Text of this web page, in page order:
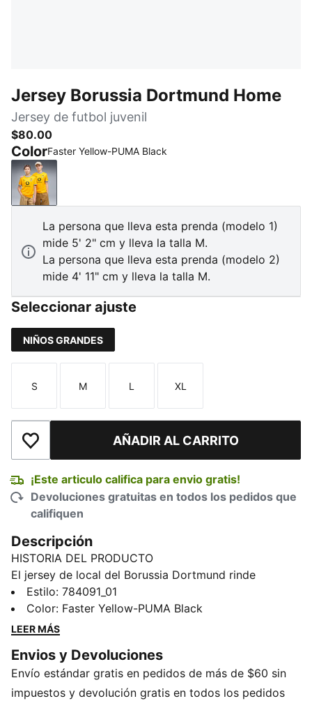
Jersey Borussia Dortmund Home
Jersey de futbol juvenil
$80.00
ColorFaster Yellow-PUMA Black
Faster Yellow-PUMA Black
La persona que lleva esta prenda (modelo 1)
mide 5' 2" cm y lleva la talla M.
La persona que lleva esta prenda (modelo 2)
mide 4' 11" cm y lleva la talla M.
Seleccionar ajuste
NIÑOS GRANDES
Talla
S
Talla
M
Talla
L
Talla
XL
Añadir a la lista de deseosAÑADIR AL CARRITO
¡Este articulo califica para envio gratis!
Devoluciones gratuitas en todos los pedidos que
califiquen
Descripción
HISTORIA DEL PRODUCTO
El jersey de local del Borussia Dortmund rinde
homenaje a las raíces de Dortmund, honrando los
edificios históricos que ayudaron a darle forma a la
ciudad. Diseñado para los días de partido, las
Póntelo y siente la emoción del Muro Amarillo.
CARACTERÍSTICAS Y BENEFICIOS
CONTROL DE LA HUMEDAD: Los tejidos técnicos
Estilo: 784091_01
Color: Faster Yellow-PUMA Black
LEER MÁS
Envios y Devoluciones
Envío estándar gratis en pedidos de más de $60 sin
impuestos y devolución gratis en todos los pedidos